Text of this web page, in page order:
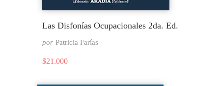
Las Disfonías Ocupacionales 2da. Ed.
por Patricia Farías
$21.000